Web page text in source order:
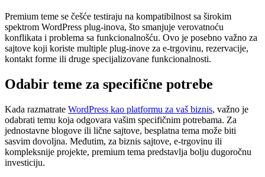
Premium teme se češće testiraju na kompatibilnost sa širokim
spektrom WordPress plug-inova, što smanjuje verovatnoću
konflikata i problema sa funkcionalnošću. Ovo je posebno važno za
sajtove koji koriste multiple plug-inove za e-trgovinu, rezervacije,
kontakt forme ili druge specijalizovane funkcionalnosti.
Odabir teme za specifične potrebe
Kada razmatrate WordPress kao platformu za vaš biznis, važno je
odabrati temu koja odgovara vašim specifičnim potrebama. Za
jednostavne blogove ili lične sajtove, besplatna tema može biti
sasvim dovoljna. Međutim, za biznis sajtove, e-trgovinu ili
kompleksnije projekte, premium tema predstavlja bolju dugoročnu
investiciju.